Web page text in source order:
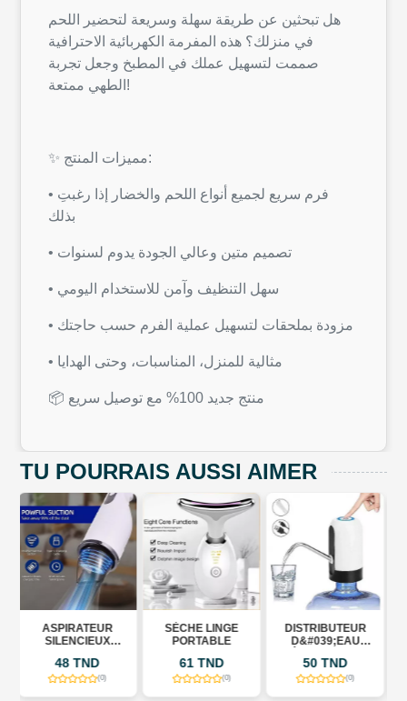
هل تبحثين عن طريقة سهلة وسريعة لتحضير اللحم
في منزلك؟ هذه المفرمة الكهربائية الاحترافية
صممت لتسهيل عملك في المطبخ وجعل تجربة
الطهي ممتعة!
✨ مميزات المنتج:
• فرم سريع لجميع أنواع اللحم والخضار إذا رغبتِ
بذلك
• تصميم متين وعالي الجودة يدوم لسنوات
• سهل التنظيف وآمن للاستخدام اليومي
• مزودة بملحقات لتسهيل عملية الفرم حسب حاجتك
• مثالية للمنزل، المناسبات، وحتى الهدايا
📦 منتج جديد 100% مع توصيل سريع
TU POURRAIS AUSSI AIMER
SÈCHE LINGE
PORTABLE
61 TND
DISTRIBUTEUR
D&#039;EAU
PORTABLE USB
RECHARGEABLE
50 TND
CLAVIER
ÉLECTRONIQUE
TOUCHES
61 TND